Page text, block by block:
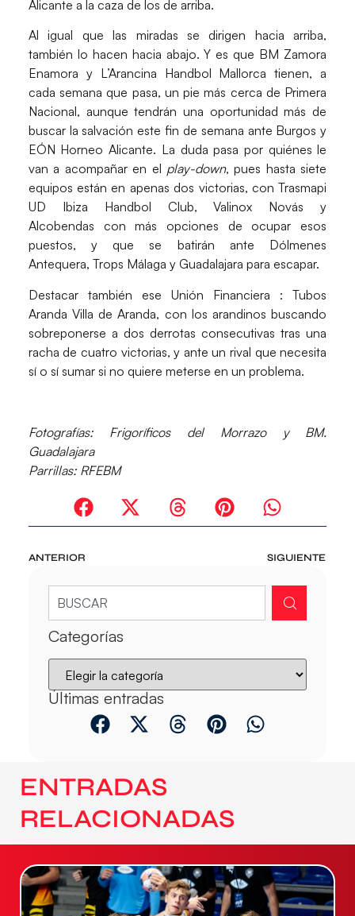
Alicante a la caza de los de arriba.
Al igual que las miradas se dirigen hacia arriba,
también lo hacen hacia abajo. Y es que BM Zamora
Enamora y L’Arancina Handbol Mallorca tienen, a
cada semana que pasa, un pie más cerca de Primera
Nacional, aunque tendrán una oportunidad más de
buscar la salvación este fin de semana ante Burgos y
EÓN Horneo Alicante. La duda pasa por quiénes le
van a acompañar en el play-down, pues hasta siete
equipos están en apenas dos victorias, conTrasmapi
UD Ibiza Handbol Club,Valinox Novás y
Alcobendas con más opciones de ocupar esos
puestos, y que se batirán ante Dólmenes
Antequera, Trops Málaga y Guadalajara para escapar.
Destacar también ese Unión Financiera :Tubos
Aranda Villa de Aranda, con los arandinos buscando
sobreponerse a dos derrotas consecutivas tras una
racha de cuatro victorias, y ante un rival que necesita
sí o sí sumar si no quiere meterse en un problema.
Fotografías: Frigoríficos del Morrazo y BM.
Guadalajara
Parrillas: RFEBM
ANTERIOR SIGUIENTE
Categorías
Últimas entradas
ENTRADAS
RELACIONADAS